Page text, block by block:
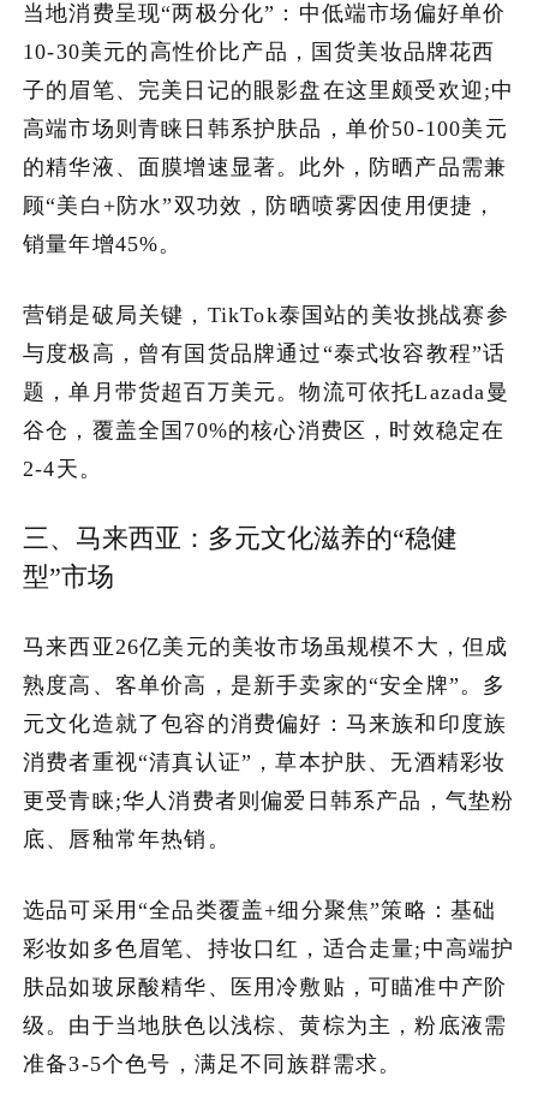
当地消费呈现“两极分化”：中低端市场偏好单价
10-30美元的高性价比产品，国货美妆品牌花西
子的眉笔、完美日记的眼影盘在这里颇受欢迎;中
高端市场则青睐日韩系护肤品，单价50-100美元
的精华液、面膜增速显著。此外，防晒产品需兼
顾“美白+防水”双功效，防晒喷雾因使用便捷，
销量年增45%。
营销是破局关键，TikTok泰国站的美妆挑战赛参
与度极高，曾有国货品牌通过“泰式妆容教程”话
题，单月带货超百万美元。物流可依托Lazada曼
谷仓，覆盖全国70%的核心消费区，时效稳定在
2-4天。
三、马来西亚：多元文化滋养的“稳健
型”市场
马来西亚26亿美元的美妆市场虽规模不大，但成
熟度高、客单价高，是新手卖家的“安全牌”。多
元文化造就了包容的消费偏好：马来族和印度族
消费者重视“清真认证”，草本护肤、无酒精彩妆
更受青睐;华人消费者则偏爱日韩系产品，气垫粉
底、唇釉常年热销。
选品可采用“全品类覆盖+细分聚焦”策略：基础
彩妆如多色眉笔、持妆口红，适合走量;中高端护
肤品如玻尿酸精华、医用冷敷贴，可瞄准中产阶
级。由于当地肤色以浅棕、黄棕为主，粉底液需
准备3-5个色号，满足不同族群需求。